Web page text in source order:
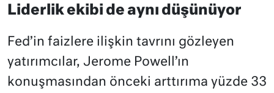
Liderlik ekibi de aynı düşünüyor
Fed’in faizlere ilişkin tavrını gözleyen
yatırımcılar, Jerome Powell’ın
konuşmasından önceki arttırıma yüzde 33